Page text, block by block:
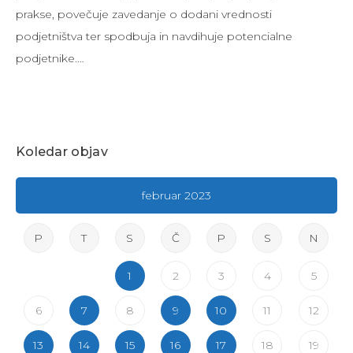
prakse, povečuje zavedanje o dodani vrednosti
podjetništva ter spodbuja in navdihuje potencialne
podjetnike.…
Koledar objav
februar 2023
P T S Č P S N
1 2 3 4 5
6 7 8 9 10 11 12
13 14 15 16 17 18 19